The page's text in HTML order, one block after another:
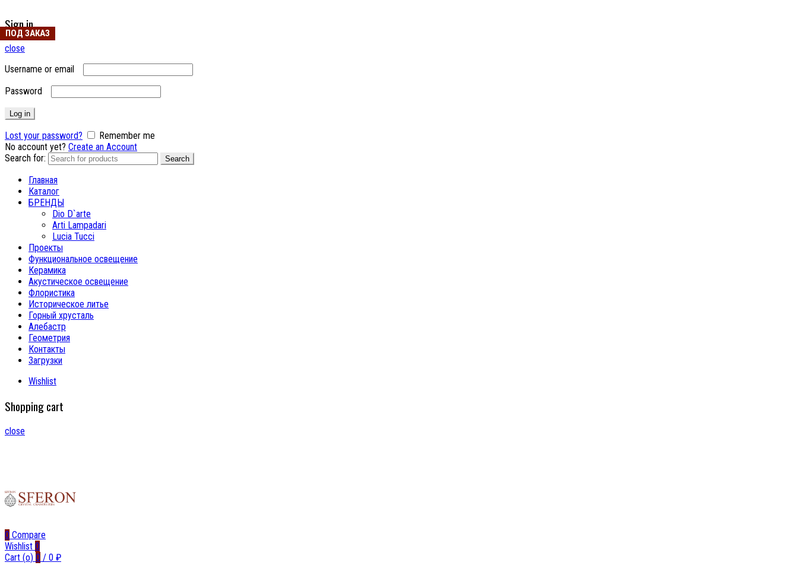
Sign in
close
Username or email
Password
Log in
Lost your password?
Remember me
No account yet? Create an Account
Search for:
Search
Главная
Каталог
БРЕНДЫ
Dio D`arte
Arti Lampadari
Lucia Tucci
Проекты
Функциональное освещение
Керамика
Акустическое освещение
Флористика
Историческое литье
Горный хрусталь
Алебастр
Геометрия
Контакты
Загрузки
Wishlist
Shopping cart
close
0 Compare
Wishlist 0
Cart (o) 0 / 0 ₽
ПОД ЗАКАЗ